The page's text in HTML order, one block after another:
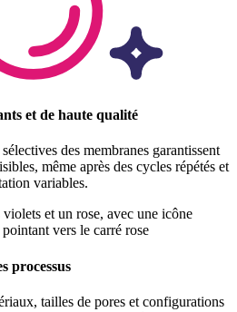
et de haute qualité
des membranes garantissent
même après des cycles répétés et
variables.
processus
tailles de pores et configurations